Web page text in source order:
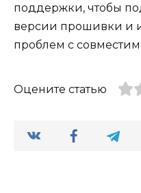
поддержки, чтобы
версии прошивки и
проблем с
Оцените статью